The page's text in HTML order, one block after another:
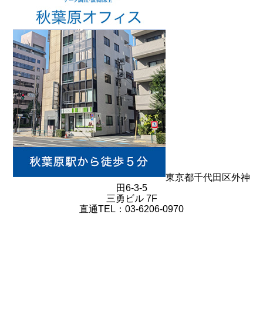
東京都千代田区外神
田6-3-5
三勇ビル 7F
直通TEL：03-6206-0970